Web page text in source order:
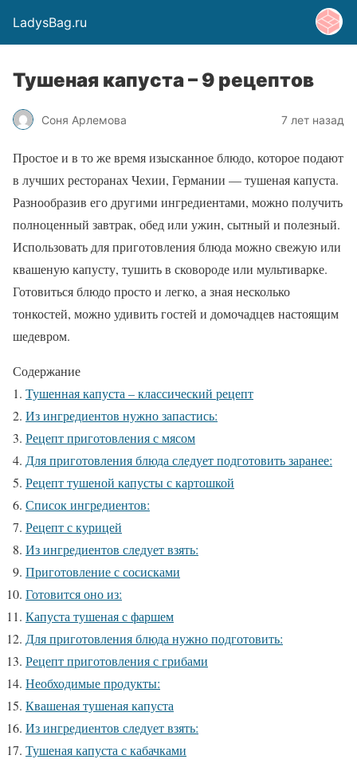
LadysBag.ru
Тушеная капуста – 9 рецептов
Соня Арлемова 7 лет назад
Простое и в то же время изысканное блюдо, которое подают
в лучших ресторанах Чехии, Германии — тушеная капуста.
Разнообразив его другими ингредиентами, можно получить
полноценный завтрак, обед или ужин, сытный и полезный.
Использовать для приготовления блюда можно свежую или
квашеную капусту, тушить в сковороде или мультиварке.
Готовиться блюдо просто и легко, а зная несколько
тонкостей, можно удивить гостей и домочадцев настоящим
шедевром.
Содержание
Тушенная капуста – классический рецепт
Из ингредиентов нужно запастись:
Рецепт приготовления с мясом
Для приготовления блюда следует подготовить заранее:
Рецепт тушеной капусты с картошкой
Список ингредиентов:
Рецепт с курицей
Из ингредиентов следует взять:
Приготовление с сосисками
Готовится оно из:
Капуста тушеная с фаршем
Для приготовления блюда нужно подготовить:
Рецепт приготовления с грибами
Необходимые продукты:
Квашеная тушеная капуста
Из ингредиентов следует взять:
Тушеная капуста с кабачками